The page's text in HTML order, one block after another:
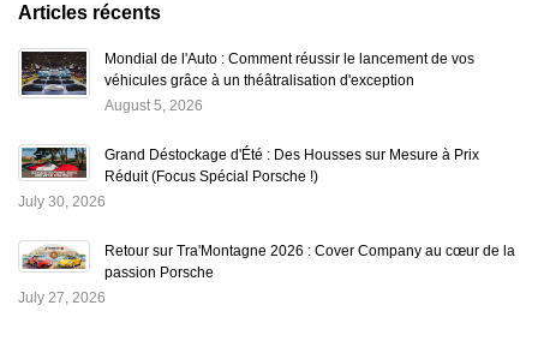
Articles récents
Mondial de l'Auto : Comment réussir le lancement de vos
véhicules grâce à un théâtralisation d'exception
August 5, 2026
Grand Déstockage d'Été : Des Housses sur Mesure à Prix
Réduit (Focus Spécial Porsche !)
July 30, 2026
Retour sur Tra'Montagne 2026 : Cover Company au cœur de la
passion Porsche
July 27, 2026